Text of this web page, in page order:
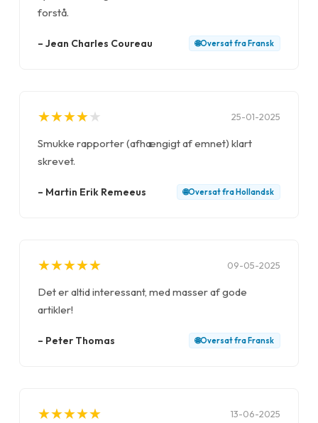
forstå.
– Jean Charles Coureau 🌐Oversat fra Fransk
★
★★
★★
★★
★★
★ 25-01-2025
Smukke rapporter (afhængigt af emnet) klart
skrevet.
– Martin Erik Remeeus 🌐Oversat fra Hollandsk
★
★★
★★
★★
★★
★ 09-05-2025
Det er altid interessant, med masser af gode
artikler!
– Peter Thomas 🌐Oversat fra Fransk
★
★★
★★
★★
★★
★ 13-06-2025